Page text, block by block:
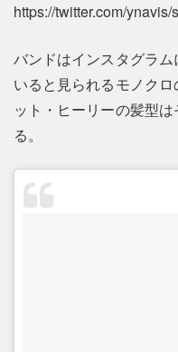
https://twitter.com/
バンドはインスタグラ
いると見られるモノク
ット・ヒーリーの髪型
る。